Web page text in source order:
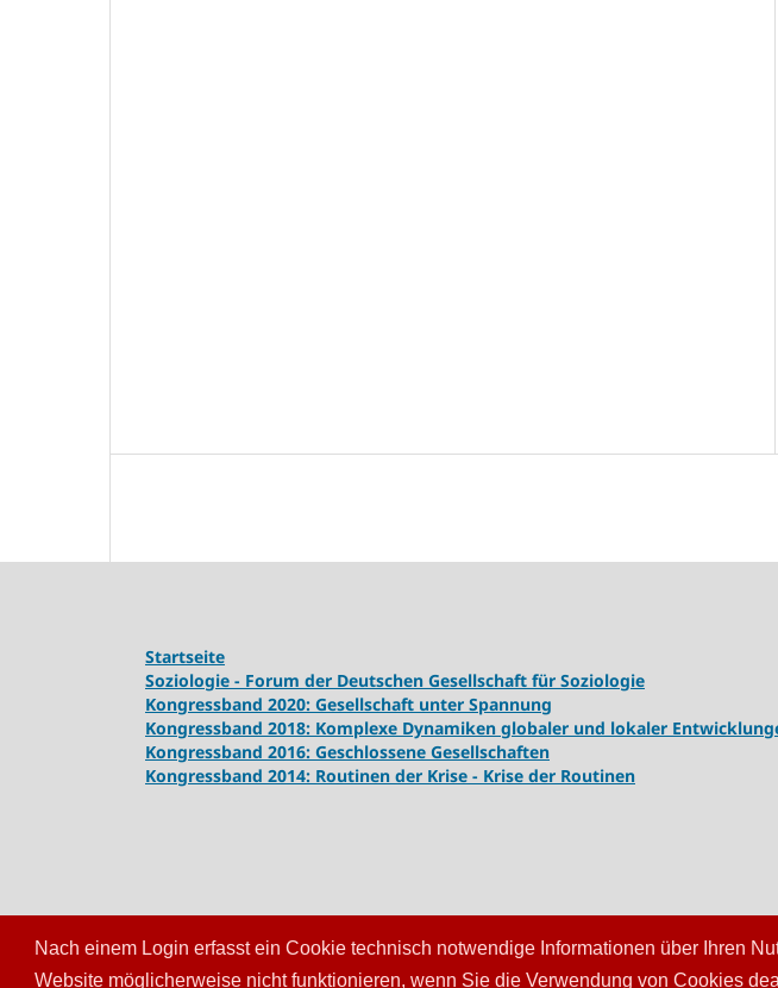
Nach einem Login erfasst ein Cookie technisch notwendige Informationen über Ihren
Website möglicherweise nicht funktionieren, wenn Sie die Verwendung von Cookies
Startseite
Soziologie - Forum der Deutschen Gesellschaft für Soziologie
Kongressband 2020: Gesellschaft unter Spannung
Kongressband 2018: Komplexe Dynamiken globaler und lokaler
Kongressband 2016: Geschlossene Gesellschaften
Kongressband 2014: Routinen der Krise - Krise der Routinen